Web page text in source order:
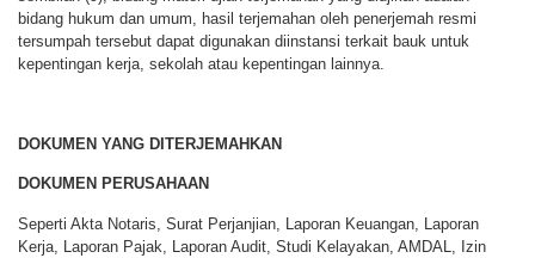
bidang hukum dan umum, hasil terjemahan oleh penerjemah resmi
tersumpah tersebut dapat digunakan diinstansi terkait bauk untuk
kepentingan kerja, sekolah atau kepentingan lainnya.
DOKUMEN YANG DITERJEMAHKAN
DOKUMEN PERUSAHAAN
Seperti Akta Notaris, Surat Perjanjian, Laporan Keuangan, Laporan
Kerja, Laporan Pajak, Laporan Audit, Studi Kelayakan, AMDAL, Izin